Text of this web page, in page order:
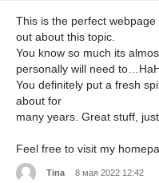
This is the perfect
out about this topic.
You know so much its
personally will need
You definitely put a fresh
about for
many years. Great stuff,
Feel free to visit my
Tina 8 мая 2022 12:42